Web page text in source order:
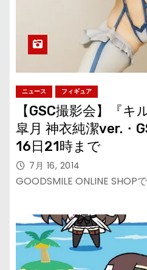
ニュース フィギュア
【GSC撮影会】『
皐月 神衣純潔ver.・
16日21時まで
7月 16, 2014
GOODSMILE ONLINE SHOP